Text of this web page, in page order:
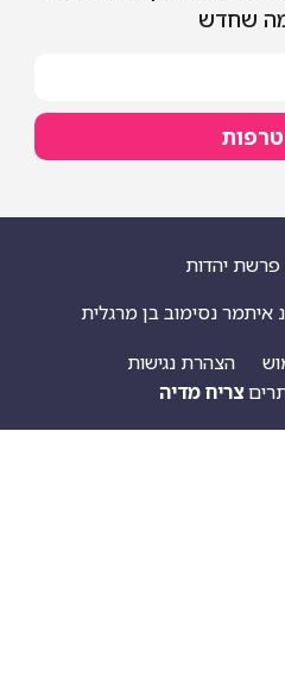
שחדש
פרשת יהדות
איתמר נסימוב בן מרגלית
הצהרת נגישות
צריח מדיה